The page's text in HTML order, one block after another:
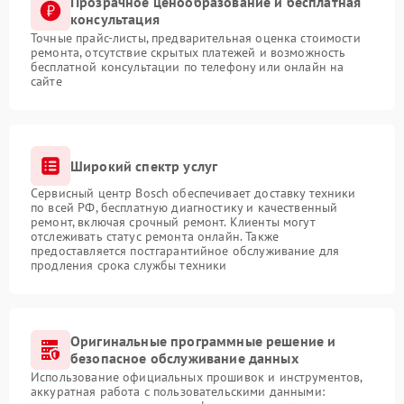
консультация
Точные прайс-листы, предварительная оценка стоимости
ремонта, отсутствие скрытых платежей и возможность
бесплатной консультации по телефону или онлайн на
сайте
Широкий спектр услуг
Сервисный центр Bosch обеспечивает доставку техники
по всей РФ, бесплатную диагностику и качественный
ремонт, включая срочный ремонт. Клиенты могут
отслеживать статус ремонта онлайн. Также
предоставляется постгарантийное обслуживание для
продления срока службы техники
Оригинальные программные решение и
безопасное обслуживание данных
Использование официальных прошивок и инструментов,
аккуратная работа с пользовательскими данными: